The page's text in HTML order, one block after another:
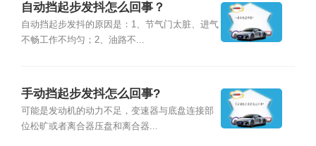
自动挡起步发抖怎么回事？
自动挡起步发抖的原因是：1、节气门太脏、进气
不畅工作不均匀；2、油路不...
手动挡起步发抖怎么回事?
可能是发动机的动力不足，变速器与底盘连接部
位松旷或者离合器压盘和离合器...